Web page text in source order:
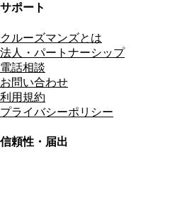
サポート
クルーズマンズとは
法人・パートナーシップ
電話相談
お問い合わせ
利用規約
プライバシーポリシー
信頼性・届出